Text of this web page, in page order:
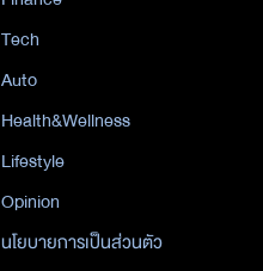
Tech
Auto
Health&Wellness
Lifestyle
Opinion
นโยบายการเป็นส่วนตัว